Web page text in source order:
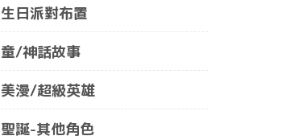
生日派對布置
童/神話故事
美漫/超級英雄
聖誕-其他角色